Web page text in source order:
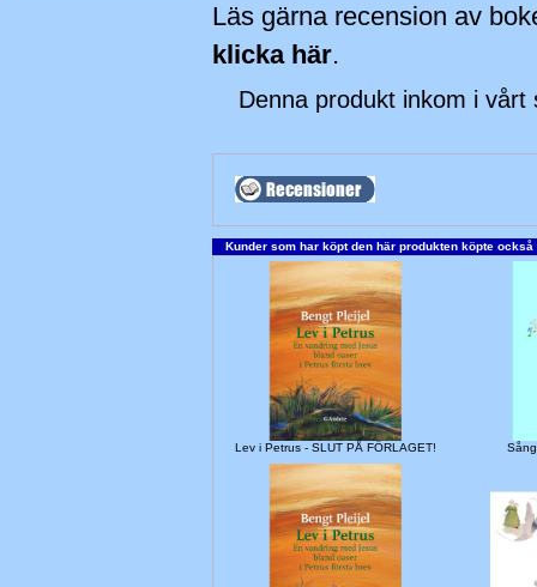
Läs gärna recension av
klicka här.
Denna produkt inkom i
Kunder som har köpt den här produkten köpte också
Lev i Petrus - SLUT PÅ FÖRLAGET!